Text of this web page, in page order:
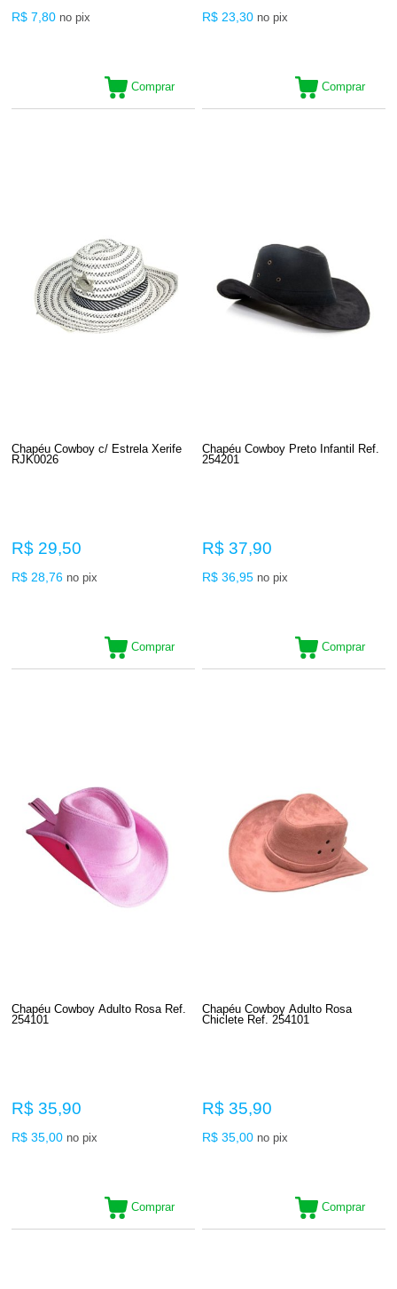
R$ 7,80 no pix
Comprar
R$ 23,30 no pix
Comprar
Chapéu Cowboy c/ Estrela Xerife
RJK0026
R$ 29,50
R$ 28,76 no pix
Comprar
Chapéu Cowboy Preto Infantil Ref.
254201
R$ 37,90
R$ 36,95 no pix
Comprar
Chapéu Cowboy Adulto Rosa Ref.
254101
R$ 35,90
R$ 35,00 no pix
Comprar
Chapéu Cowboy Adulto Rosa
Chiclete Ref. 254101
R$ 35,90
R$ 35,00 no pix
Comprar